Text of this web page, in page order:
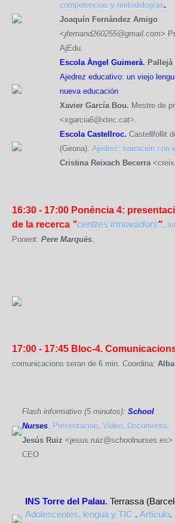
competencias y metodologías.
Joaquín Fernández Amigo
<jfernand260255@gmail.com>
AjEdu.
Escola Àngel Guimerà. Pallejà
Ajedrez educativo: un viejo
nueva educación
Xavier García Bou. Mestre de
<xgarcia6@xtec.cat>.
Escola Castellroc. Castellfollit
(Girona). Ajedrez: narración con
Cristina Reixach Becerra
16:30 - 17:00 Ponència 4:
de la recerca "centres innovadors".
Ponent: Pere Marquès.
17:00 - 17:45 Bloc-4.
comunicacions seran de 6 min. Coordina: Alba
Flash informativo (5 minutos): School
Nurses. Presentación. Video. Documento.
Jesús Ruiz <jesus.ruiz@schoolnurses.es>
CEO
INS Torre del Palau.
Adolescentes, lengua y TIC . Artículo.